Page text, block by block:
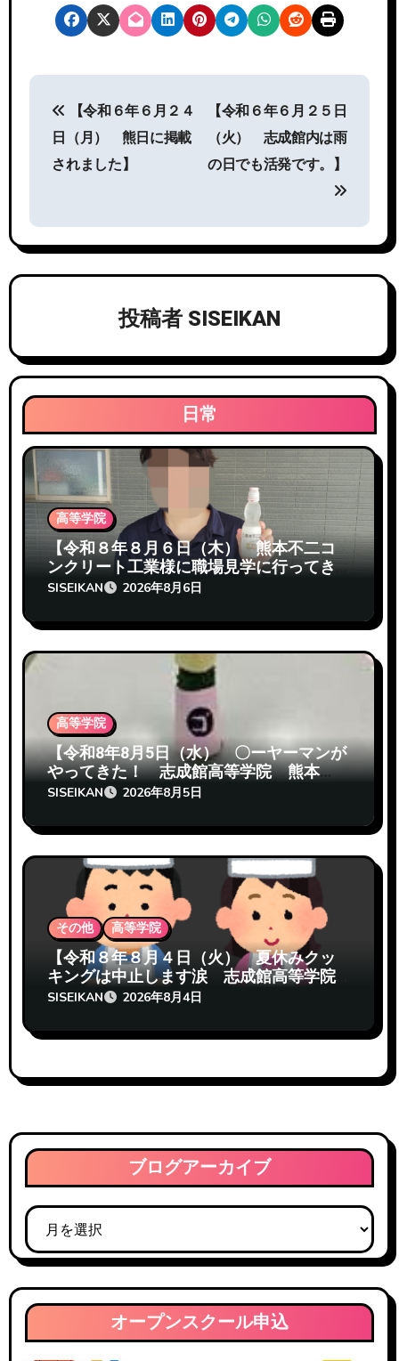
投
稿
ナ
ゲ
ー
ョ
ン
【令和６年６月２４
日（月） 熊日に掲載
されました】
【令和６年６月２５日
（火） 志成館内は雨
の日でも活発です。】
投稿者 SISEIKAN
日常
高等学院
【令和８年８月６日（木） 熊本不二コ
ンクリート工業様に職場見学に行ってき
たぞ 志成館高等学院熊本校】
SISEIKAN 2026年8月6日
高等学院
【令和8年8月5日（水） 〇ーヤーマンが
やってきた！ 志成館高等学院 熊本
校】
SISEIKAN 2026年8月5日
その他 高等学院
【令和８年８月４日（火） 夏休みクッ
キングは中止します涙 志成館高等学院
熊本校】
SISEIKAN 2026年8月4日
ブログアーカイブ
ブ
ロ
グ
ア
ー
カ
オープンスクール申込